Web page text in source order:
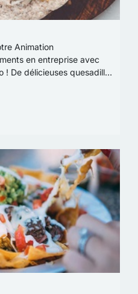
Animation
en entreprise avec
! De délicieuses quesadillas